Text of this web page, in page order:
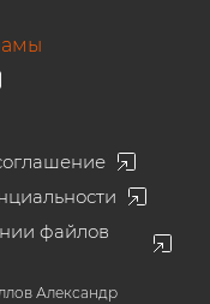
файлов
Александр